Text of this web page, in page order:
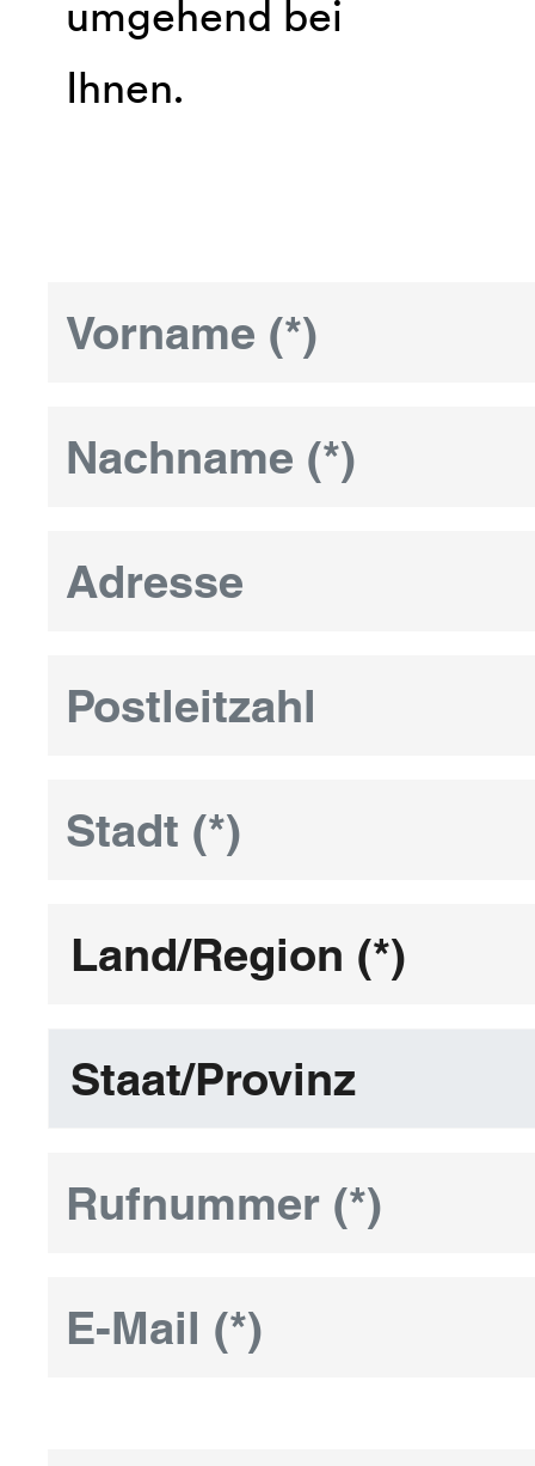
umgehend bei
Ihnen.